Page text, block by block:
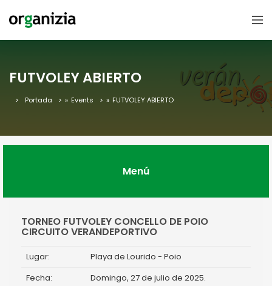
FUTVOLEY ABIERTO
Portada » Events » FUTVOLEY ABIERTO
Menú
TORNEO FUTVOLEY CONCELLO DE POIO
CIRCUITO VERANDEPORTIVO
Lugar:
Playa de Lourido - Poio
Fecha:
Domingo, 27 de julio de 2025.